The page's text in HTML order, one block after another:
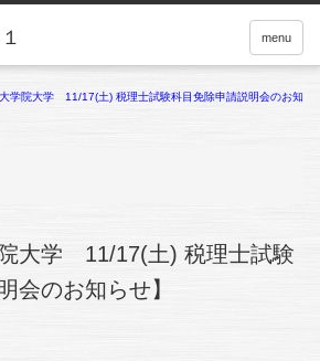
menu
大学院大学 11/17(土) 税理士試験科目免除申請説明会のお知
院大学 11/17(土) 税理士試験
会のお知らせ】